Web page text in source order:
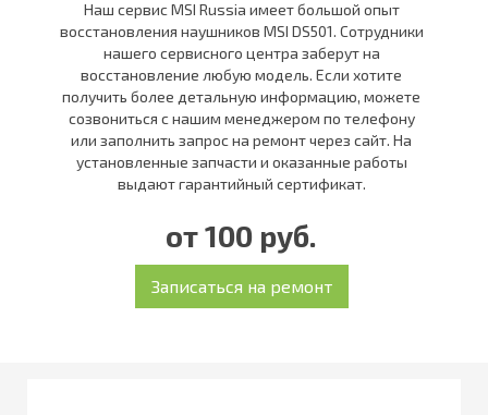
Наш сервис MSI Russia имеет большой опыт
восстановления наушников MSI DS501. Сотрудники
нашего сервисного центра заберут на
восстановление любую модель. Если хотите
получить более детальную информацию, можете
созвониться с нашим менеджером по телефону
или заполнить запрос на ремонт через сайт. На
установленные запчасти и оказанные работы
выдают гарантийный сертификат.
от 100 руб.